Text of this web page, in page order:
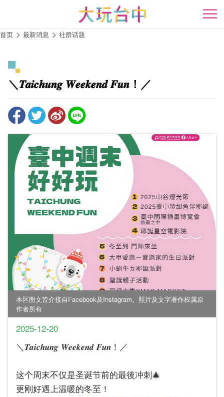
主
要
开
首页 最新消息 社群话题
＼𝑻𝒂𝒊𝒄𝒉𝒖𝒏𝒈 𝑾𝒆𝒆𝒌𝒆𝒏𝒅 𝑭𝒖𝒏！／
本区图文皆介接自Facebook及Instagram。照片及文字著作权属原
作者所有
2025-12-20
＼𝑻𝒂𝒊𝒄𝒉𝒖𝒏𝒈 𝑾𝒆𝒆𝒌𝒆𝒏𝒅 𝑭𝒖𝒏！／
这个周末不仅是圣诞节前的最後冲刺🎄
更刚好遇上温暖的冬至！